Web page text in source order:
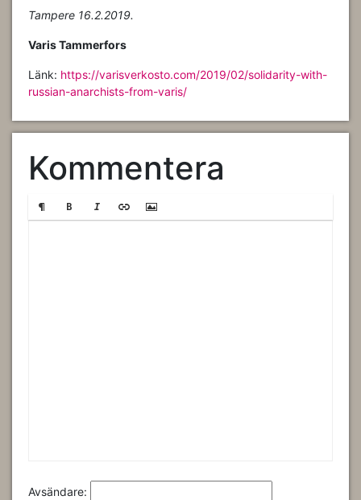
Tampere 16.2.2019.
Varis Tammerfors
Länk: https://varisverkosto.com/2019/02/solidarity-with-
russian-anarchists-from-varis/
Kommentera
Avsändare: